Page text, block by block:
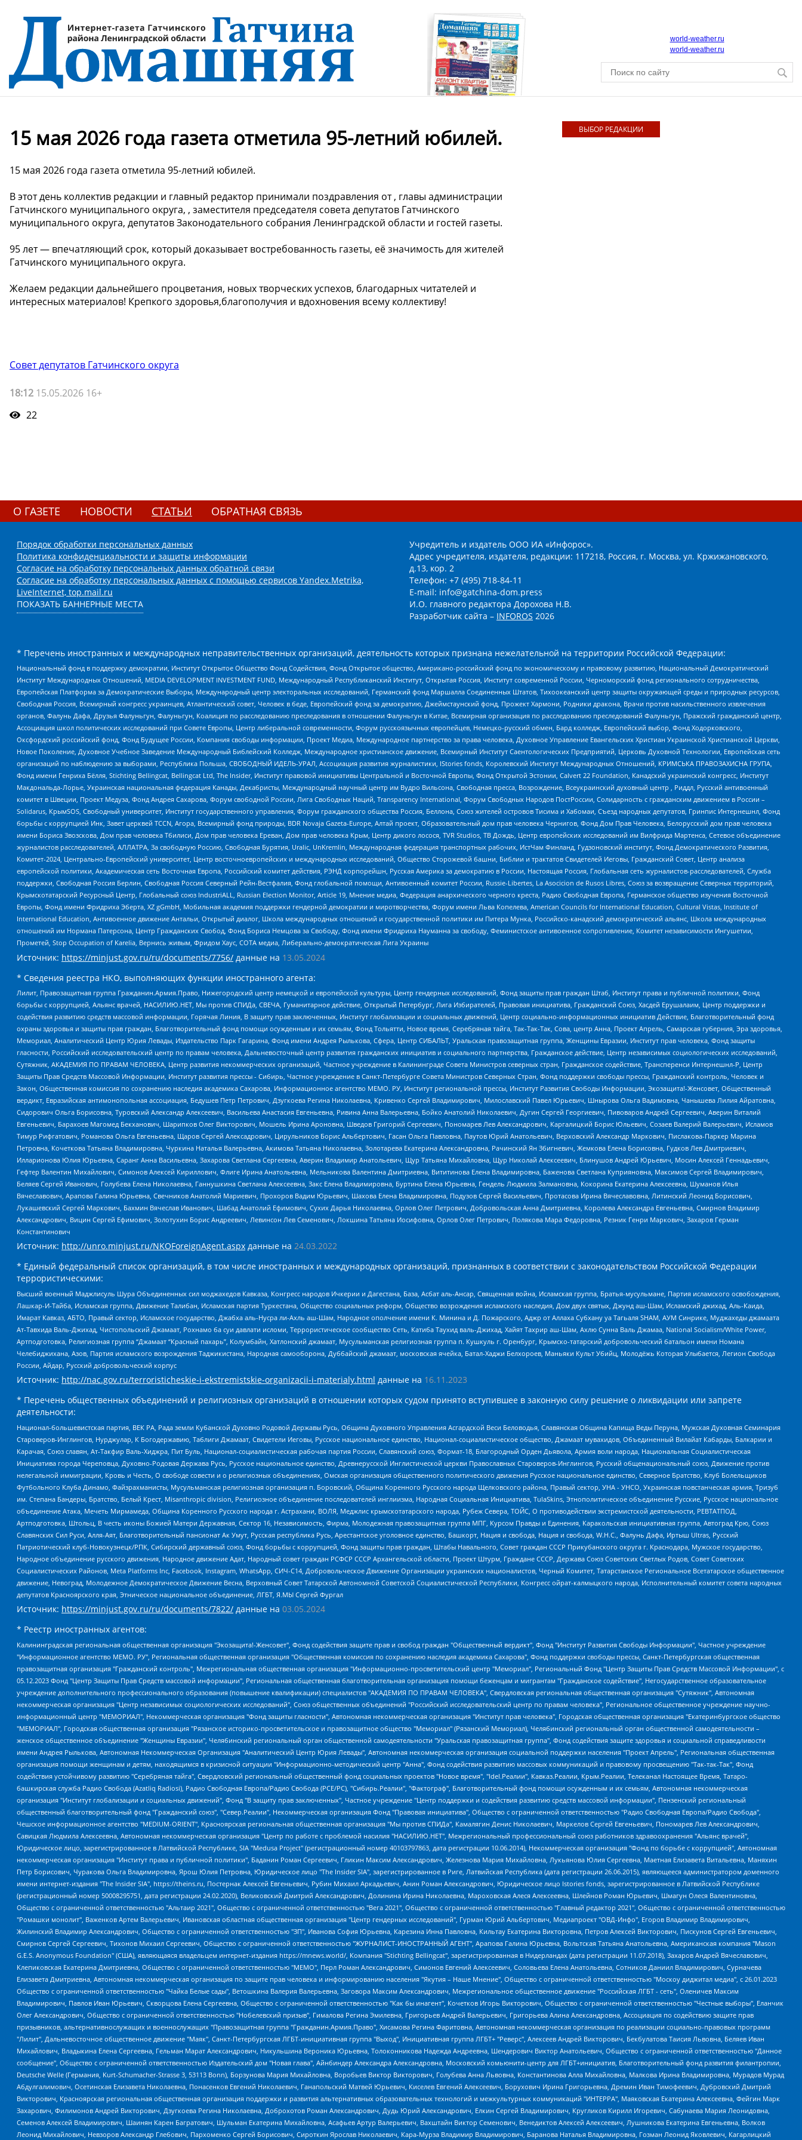
world-weather.ru
world-weather.ru
15 мая 2026 года газета отметила 95-летний юбилей.
15 мая 2026 года газета отметила 95-летний юбилей.
В этот день коллектив редакции и главный редактор принимали поздравления от , главы администрации
Гатчинского муниципального округа, , заместителя председателя совета депутатов Гатчинского
муниципального округа, депутатов Законодательного собрания Ленинградской области и гостей газеты.
95 лет — впечатляющий срок, который доказывает востребованность газеты, её значимость для жителей
Гатчинского муниципального округа.
Желаем редакции дальнейшего процветания, новых творческих успехов, благодарных читателей и
интересных материалов! Крепкого здоровья,благополучия и вдохновения всему коллективу!
Совет депутатов Гатчинского округа
18:12 15.05.2026 16+
22
ВЫБОР РЕДАКЦИИ
О ГАЗЕТЕ НОВОСТИ СТАТЬИ ОБРАТНАЯ СВЯЗЬ
Порядок обработки персональных данных
Политика конфиденциальности и защиты информации
Согласие на обработку персональных данных обратной связи
Согласие на обработку персональных данных с помощью сервисов Yandex.Metrika,
LiveInternet, top.mail.ru
ПОКАЗАТЬ БАННЕРНЫЕ МЕСТА
Учредитель и издатель ООО ИА «Инфорос».
Адрес учредителя, издателя, редакции: 117218, Россия, г. Москва, ул. Кржижановского,
д.13, кор. 2
Телефон: +7 (495) 718-84-11
E-mail: info@gatchina-dom.press
И.О. главного редактора Дорохова Н.В.
Разработчик сайта – INFOROS 2026
* Перечень иностранных и международных неправительственных организаций, деятельность которых признана нежелательной на территории Российской Федерации:
Национальный фонд в поддержку демократии, Институт Открытое Общество Фонд Содействия, Фонд Открытое общество, Американо-российский фонд по экономическому и правовому развитию, Национальный Демократический
Институт Международных Отношений, MEDIA DEVELOPMENT INVESTMENT FUND, Международный Республиканский Институт, Открытая Россия, Институт современной России, Черноморский фонд регионального сотрудничества,
Европейская Платформа за Демократические Выборы, Международный центр электоральных исследований, Германский фонд Маршалла Соединенных Штатов, Тихоокеанский центр защиты окружающей среды и природных ресурсов,
Свободная Россия, Всемирный конгресс украинцев, Атлантический совет, Человек в беде, Европейский фонд за демократию, Джеймстаунский фонд, Прожект Хармони, Родники дракона, Врачи против насильственного извлечения
органов, Фалунь Дафа, Друзья Фалуньгун, Фалуньгун, Коалиция по расследованию преследования в отношении Фалуньгун в Китае, Всемирная организация по расследованию преследований Фалуньгун, Пражский гражданский центр,
Ассоциация школ политических исследований при Совете Европы, Центр либеральной современности, Форум русскоязычных европейцев, Немецко-русский обмен, Бард колледж, Европейский выбор, Фонд Ходорковского,
Оксфордский российский фонд, Фонд Будущее России, Компания свободы информации, Проект Медиа, Международное партнерство за права человека, Духовное Управление Евангельских Христиан Украинской Христианской Церкви,
Новое Поколение, Духовное Учебное Заведение Международный Библейский Колледж, Международное христианское движение, Всемирный Институт Саентологических Предприятий, Церковь Духовной Технологии, Европейская сеть
организаций по наблюдению за выборами, Республика Польша, СВОБОДНЫЙ ИДЕЛЬ-УРАЛ, Ассоциация развития журналистики, IStories fonds, Королевский Институт Международных Отношений, КРИМСЬКА ПРАВОЗАХИСНА ГРУПА,
Фонд имени Генриха Бёлля, Stichting Bellingcat, Bellingcat Ltd, The Insider, Институт правовой инициативы Центральной и Восточной Европы, Фонд Открытой Эстонии, Calvert 22 Foundation, Канадский украинский конгресс, Институт
Макдональда-Лорье, Украинская национальная федерация Канады, Декабристы, Международный научный центр им Вудро Вильсона, Свободная пресса, Возрождение, Всеукраинский духовный центр , Риддл, Русский антивоенный
комитет в Швеции, Проект Медуза, Фонд Андрея Сахарова, Форум свободной России, Лига Свободных Наций, Transparеncy International, Форум Свободных Народов ПостРоссии, Солидарность с гражданским движением в России –
Solidarus, КрымSOS, Свободный университет, Институт государственного управления, Форум гражданского общества Россия, Беллона, Союз жителей островов Тисима и Хабомаи, Съезд народных депутатов, Гринпис Интернешнл, Фонд
борьбы с коррупцией Инк, Завет церквей TCCN, Агора, Всемирный фонд природы, BDR Novaja Gazeta-Europe, Алтай проект, Образовательный дом прав человека Чернигов, Фонд Дом Прав Человека, Белорусский дом прав человека
имени Бориса Звозскова, Дом прав человека Тбилиси, Дом прав человека Ереван, Дом прав человека Крым, Центр дикого лосося, TVR Studios, ТВ Дождь, Центр европейских исследований им Вилфрида Мартенса, Сетевое объединение
журналистов расследователей, АЛЛАТРА, За свободную Россию, Свободная Бурятия, Uralic, UnKremlin, Международная федерация транспортных рабочих, ИстЧам Финланд, Гудзоновский институт, Фонд Демократического Развития,
Комитет-2024, Центрально-Европейский университет, Центр восточноевропейских и международных исследований, Общество Сторожевой башни, Библии и трактатов Свидетелей Иеговы, Гражданский Совет, Центр анализа
европейской политики, Академическая сеть Восточная Европа, Российский комитет действия, РЭНД корпорейшн, Русская Америка за демократию в России, Настоящая Россия, Глобальная сеть журналистов-расследователей, Служба
поддержки, Свободная Россия Берлин, Свободная Россия Северный Рейн-Вестфалия, Фонд глобальной помощи, Антивоенный комитет России, Russie-Libertes, La Asocicion de Rusos Libres, Союз за возвращение Северных территорий,
Крымскотатарский Ресурсный Центр, Глобальный союз IndustriALL, Russian Election Monitor, Article 19, Мнение медиа, Федерация анархического черного креста, Радио Свободная Европа, Германское общество изучения Восточной
Европы, Фонд имени Фридриха Эберта, XZ gGmbH, Мобильная академия поддержки гендерной демократии и миротворчества, Форум имени Льва Копелева, American Councils for International Education, Cultural Vistas, Institute of
International Education, Антивоенное движение Антальи, Открытый диалог, Школа международных отношений и государственной политики им Питера Мунка, Российско-канадский демократический альянс, Школа международных
отношений им Нормана Патерсона, Центр Гражданских Свобод, Фонд Бориса Немцова за Свободу, Фонд имени Фридриха Науманна за свободу, Феминистское антивоенное сопротивление, Комитет независимости Ингушетии,
Прометей, Stop Occupation of Karelia, Вернись живым, Фридом Хаус, СОТА медиа, Либерально-демократическая Лига Украины
Источник: https://minjust.gov.ru/ru/documents/7756/ данные на 13.05.2024
* Сведения реестра НКО, выполняющих функции иностранного агента:
Лилит, Правозащитная группа Гражданин.Армия.Право, Нижегородский центр немецкой и европейской культуры, Центр гендерных исследований, Фонд защиты прав граждан Штаб, Институт права и публичной политики, Фонд
борьбы с коррупцией, Альянс врачей, НАСИЛИЮ.НЕТ, Мы против СПИДа, СВЕЧА, Гуманитарное действие, Открытый Петербург, Лига Избирателей, Правовая инициатива, Гражданский Союз, Хасдей Ерушалаим, Центр поддержки и
содействия развитию средств массовой информации, Горячая Линия, В защиту прав заключенных, Институт глобализации и социальных движений, Центр социально-информационных инициатив Действие, Благотворительный фонд
охраны здоровья и защиты прав граждан, Благотворительный фонд помощи осужденным и их семьям, Фонд Тольятти, Новое время, Серебряная тайга, Так-Так-Так, Сова, центр Анна, Проект Апрель, Самарская губерния, Эра здоровья,
Мемориал, Аналитический Центр Юрия Левады, Издательство Парк Гагарина, Фонд имени Андрея Рылькова, Сфера, Центр СИБАЛЬТ, Уральская правозащитная группа, Женщины Евразии, Институт прав человека, Фонд защиты
гласности, Российский исследовательский центр по правам человека, Дальневосточный центр развития гражданских инициатив и социального партнерства, Гражданское действие, Центр независимых социологических исследований,
Сутяжник, АКАДЕМИЯ ПО ПРАВАМ ЧЕЛОВЕКА, Центр развития некоммерческих организаций, Частное учреждение в Калининграде Совета Министров северных стран, Гражданское содействие, Трансперенси Интернешнл-Р, Центр
Защиты Прав Средств Массовой Информации, Институт развития прессы - Сибирь, Частное учреждение в Санкт-Петербурге Совета Министров Северных Стран, Фонд поддержки свободы прессы, Гражданский контроль, Человек и
Закон, Общественная комиссия по сохранению наследия академика Сахарова, Информационное агентство МЕМО. РУ, Институт региональной прессы, Институт Развития Свободы Информации, Экозащита!-Женсовет, Общественный
вердикт, Евразийская антимонопольная ассоциация, Бедушев Петр Петрович, Дзугкоева Регина Николаевна, Кривенко Сергей Владимирович, Милославский Павел Юрьевич, Шнырова Ольга Вадимовна, Чанышева Лилия Айратовна,
Сидорович Ольга Борисовна, Туровский Александр Алексеевич, Васильева Анастасия Евгеньевна, Ривина Анна Валерьевна, Бойко Анатолий Николаевич, Дугин Сергей Георгиевич, Пивоваров Андрей Сергеевич, Аверин Виталий
Евгеньевич, Барахоев Магомед Бекханович, Шарипков Олег Викторович, Мошель Ирина Ароновна, Шведов Григорий Сергеевич, Пономарев Лев Александрович, Каргалицкий Борис Юльевич, Созаев Валерий Валерьевич, Исламов
Тимур Рифгатович, Романова Ольга Евгеньевна, Щаров Сергей Алексадрович, Цирульников Борис Альбертович, Гасан Ольга Павловна, Паутов Юрий Анатольевич, Верховский Александр Маркович, Пислакова-Паркер Марина
Петровна, Кочеткова Татьяна Владимировна, Чуркина Наталья Валерьевна, Акимова Татьяна Николаевна, Золотарева Екатерина Александровна, Рачинский Ян Збигневич, Жемкова Елена Борисовна, Гудков Лев Дмитриевич,
Илларионова Юлия Юрьевна, Саранг Анна Васильевна, Захарова Светлана Сергеевна, Аверин Владимир Анатольевич, Щур Татьяна Михайловна, Щур Николай Алексеевич, Блинушов Андрей Юрьевич, Мосин Алексей Геннадьевич,
Гефтер Валентин Михайлович, Симонов Алексей Кириллович, Флиге Ирина Анатольевна, Мельникова Валентина Дмитриевна, Вититинова Елена Владимировна, Баженова Светлана Куприяновна, Максимов Сергей Владимирович,
Беляев Сергей Иванович, Голубева Елена Николаевна, Ганнушкина Светлана Алексеевна, Закс Елена Владимировна, Буртина Елена Юрьевна, Гендель Людмила Залмановна, Кокорина Екатерина Алексеевна, Шуманов Илья
Вячеславович, Арапова Галина Юрьевна, Свечников Анатолий Мариевич, Прохоров Вадим Юрьевич, Шахова Елена Владимировна, Подузов Сергей Васильевич, Протасова Ирина Вячеславовна, Литинский Леонид Борисович,
Лукашевский Сергей Маркович, Бахмин Вячеслав Иванович, Шабад Анатолий Ефимович, Сухих Дарья Николаевна, Орлов Олег Петрович, Добровольская Анна Дмитриевна, Королева Александра Евгеньевна, Смирнов Владимир
Александрович, Вицин Сергей Ефимович, Золотухин Борис Андреевич, Левинсон Лев Семенович, Локшина Татьяна Иосифовна, Орлов Олег Петрович, Полякова Мара Федоровна, Резник Генри Маркович, Захаров Герман
Константинович
Источник: http://unro.minjust.ru/NKOForeignAgent.aspx данные на 24.03.2022
* Единый федеральный список организаций, в том числе иностранных и международных организаций, признанных в соответствии с законодательством Российской Федерации
террористическими:
Высший военный Маджлисуль Шура Объединенных сил моджахедов Кавказа, Конгресс народов Ичкерии и Дагестана, База, Асбат аль-Ансар, Священная война, Исламская группа, Братья-мусульмане, Партия исламского освобождения,
Лашкар-И-Тайба, Исламская группа, Движение Талибан, Исламская партия Туркестана, Общество социальных реформ, Общество возрождения исламского наследия, Дом двух святых, Джунд аш-Шам, Исламский джихад, Аль-Каида,
Имарат Кавказ, АБТО, Правый сектор, Исламское государство, Джабха аль-Нусра ли-Ахль аш-Шам, Народное ополчение имени К. Минина и Д. Пожарского, Аджр от Аллаха Субхану уа Тагьаля SHAM, АУМ Синрике, Муджахеды джамаата
Ат-Тавхида Валь-Джихад, Чистопольский Джамаат, Рохнамо ба суи давлати исломи, Террористическое сообщество Сеть, Катиба Таухид валь-Джихад, Хайят Тахрир аш-Шам, Ахлю Сунна Валь Джамаа, National Socialism/White Power,
Артподготовка, Религиозная группа “Джамаат “Красный пахарь”, Колумбайн, Хатлонский джамаат, Мусульманская религиозная группа п. Кушкуль г. Оренбург, Крымско-татарский добровольческий батальон имени Номана
Челебиджихана, Азов, Партия исламского возрождения Таджикистана, Народная самооборона, Дуббайский джамаат, московская ячейка, Батал-Хаджи Белхороев, Маньяки Культ Убийц, Молодёжь Которая Улыбается, Легион Свобода
России, Айдар, Русский добровольческий корпус
Источник: http://nac.gov.ru/terroristicheskie-i-ekstremistskie-organizacii-i-materialy.html данные на 16.11.2023
* Перечень общественных объединений и религиозных организаций в отношении которых судом принято вступившее в законную силу решение о ликвидации или запрете
деятельности:
Национал-большевистская партия, ВЕК РА, Рада земли Кубанской Духовно Родовой Державы Русь, Община Духовного Управления Асгардской Веси Беловодья, Славянская Община Капища Веды Перуна, Мужская Духовная Семинария
Староверов-Инглингов, Нурджулар, К Богодержавию, Таблиги Джамаат, Свидетели Иеговы, Русское национальное единство, Национал-социалистическое общество, Джамаат мувахидов, Объединенный Вилайат Кабарды, Балкарии и
Карачая, Союз славян, Ат-Такфир Валь-Хиджра, Пит Буль, Национал-социалистическая рабочая партия России, Славянский союз, Формат-18, Благородный Орден Дьявола, Армия воли народа, Национальная Социалистическая
Инициатива города Череповца, Духовно-Родовая Держава Русь, Русское национальное единство, Древнерусской Инглистической церкви Православных Староверов-Инглингов, Русский общенациональный союз, Движение против
нелегальной иммиграции, Кровь и Честь, О свободе совести и о религиозных объединениях, Омская организация общественного политического движения Русское национальное единство, Северное Братство, Клуб Болельщиков
Футбольного Клуба Динамо, Файзрахманисты, Мусульманская религиозная организация п. Боровский, Община Коренного Русского народа Щелковского района, Правый сектор, УНА - УНСО, Украинская повстанческая армия, Тризуб
им. Степана Бандеры, Братство, Белый Крест, Misanthropic division, Религиозное объединение последователей инглиизма, Народная Социальная Инициатива, TulaSkins, Этнополитическое объединение Русские, Русское национальное
объединение Атака, Мечеть Мирмамеда, Община Коренного Русского народа г. Астрахани, ВОЛЯ, Меджлис крымскотатарского народа, Рубеж Севера, ТОЙС, О противодействии экстремистской деятельности, РЕВТАТПОД,
Артподготовка, Штольц, В честь иконы Божией Матери Державная, Сектор 16, Независимость, Фирма, Молодежная правозащитная группа МПГ, Курсом Правды и Единения, Каракольская инициативная группа, Автоград Крю, Союз
Славянских Сил Руси, Алля-Аят, Благотворительный пансионат Ак Умут, Русская республика Русь, Арестантское уголовное единство, Башкорт, Нация и свобода, Нация и свобода, W.H.С., Фалунь Дафа, Иртыш Ultras, Русский
Патриотический клуб-Новокузнецк/РПК, Сибирский державный союз, Фонд борьбы с коррупцией, Фонд защиты прав граждан, Штабы Навального, Совет граждан СССР Прикубанского округа г. Краснодара, Мужское государство,
Народное объединение русского движения, Народное движение Адат, Народный совет граждан РСФСР СССР Архангельской области, Проект Штурм, Граждане СССР, Держава Союз Советских Светлых Родов, Совет Советских
Социалистических Районов, Meta Platforms Inc, Facebook, Instagram, WhatsApp, СИЧ-С14, Добровольческое Движение Организации украинских националистов, Черный Комитет, Татарстанское Региональное Всетатарское общественное
движение, Невоград, Молодежное Демократическое Движение Весна, Верховный Совет Татарской Автономной Советской Социалистической Республики, Конгресс ойрат-калмыцкого народа, Исполнительный комитет совета народных
депутатов Красноярского края, Этническое национальное объединение, ЛГБТ, Я.МЫ Сергей Фургал
Источник: https://minjust.gov.ru/ru/documents/7822/ данные на 03.05.2024
* Реестр иностранных агентов:
Калининградская региональная общественная организация "Экозащита!-Женсовет", Фонд содействия защите прав и свобод граждан "Общественный вердикт", Фонд "Институт Развития Свободы Информации", Частное учреждение "Информационное агентство МЕМО. РУ", Региональная общественная организация "Общественная комиссия по сохранению наследия академика Сахарова", Фонд поддержки свободы прессы, Санкт-Петербургская общественная правозащитная организация "Гражданский контроль", Межрегиональная общественная организация "Информационно-просветительский центр "Мемориал", Региональный Фонд "Центр Защиты Прав Средств Массовой Информации", с 05.12.2023 Фонд "Центр Защиты Прав Средств массовой информации", Региональная общественная благотворительная организация помощи беженцам и мигрантам "Гражданское содействие", Негосударственное образовательное учреждение дополнительного профессионального образования (повышение квалификации) специалистов "АКАДЕМИЯ ПО ПРАВАМ ЧЕЛОВЕКА", Свердловская региональная общественная организация "Сутяжник", Автономная некоммерческая организация "Центр независимых социологических исследований", Союз общественных объединений "Российский исследовательский центр по правам человека", Региональное общественное учреждение научно-информационный центр "МЕМОРИАЛ", Некоммерческая организация "Фонд защиты гласности", Автономная некоммерческая организация "Институт прав человека", Городская общественная организация "Екатеринбургское общество "МЕМОРИАЛ", Городская общественная организация "Рязанское историко-просветительское и правозащитное общество "Мемориал" (Рязанский Мемориал), Челябинский региональный орган общественной самодеятельности – женское общественное объединение "Женщины Евразии", Челябинский региональный орган общественной самодеятельности "Уральская правозащитная группа", Фонд содействия защите здоровья и социальной справедливости имени Андрея Рылькова, Автономная Некоммерческая Организация "Аналитический Центр Юрия Левады", Автономная некоммерческая организация социальной поддержки населения "Проект Апрель", Региональная общественная организация помощи женщинам и детям, находящимся в кризисной ситуации "Информационно-методический центр "Анна", Фонд содействия развитию массовых коммуникаций и правовому просвещению "Так-так-Так", Фонд содействия устойчивому развитию "Серебряная тайга", Свердловский региональный общественный фонд социальных проектов "Новое время", "Idel.Реалии", Кавказ.Реалии, Крым.Реалии, Телеканал Настоящее Время, Татаро-башкирская служба Радио Свобода (Azatliq Radiosi), Радио Свободная Европа/Радио Свобода (PCE/PC), "Сибирь.Реалии", "Фактограф", Благотворительный фонд помощи осужденным и их семьям, Автономная некоммерческая организация "Институт глобализации и социальных движений", Фонд "В защиту прав заключенных", Частное учреждение "Центр поддержки и содействия развитию средств массовой информации", Пензенский региональный общественный благотворительный фонд "Гражданский союз", "Север.Реалии", Некоммерческая организация Фонд "Правовая инициатива", Общество с ограниченной ответственностью "Радио Свободная Европа/Радио Свобода", Чешское информационное агентство "MEDIUM-ORIENT", Красноярская региональная общественная организация "Мы против СПИДа", Камалягин Денис Николаевич, Маркелов Сергей Евгеньевич, Пономарев Лев Александрович, Савицкая Людмила Алексеевна, Автономная некоммерческая организация "Центр по работе с проблемой насилия "НАСИЛИЮ.НЕТ", Межрегиональный профессиональный союз работников здравоохранения "Альянс врачей", Юридическое лицо, зарегистрированное в Латвийской Республике, SIA "Medusa Project" (регистрационный номер 40103797863, дата регистрации 10.06.2014), Некоммерческая организация "Фонд по борьбе с коррупцией", Автономная некоммерческая организация "Институт права и публичной политики", Баданин Роман Сергеевич, Гликин Максим Александрович, Железнова Мария Михайловна, Лукьянова Юлия Сергеевна, Маетная Елизавета Витальевна, Маняхин Петр Борисович, Чуракова Ольга Владимировна, Ярош Юлия Петровна, Юридическое лицо "The Insider SIA", зарегистрированное в Риге, Латвийская Республика (дата регистрации 26.06.2015), являющееся администратором доменного имени интернет-издания "The Insider SIA", https://theins.ru, Постернак Алексей Евгеньевич, Рубин Михаил Аркадьевич, Анин Роман Александрович, Юридическое лицо Istories fonds, зарегистрированное в Латвийской Республике (регистрационный номер 50008295751, дата регистрации 24.02.2020), Великовский Дмитрий Александрович, Долинина Ирина Николаевна, Мароховская Алеся Алексеевна, Шлейнов Роман Юрьевич, Шмагун Олеся Валентиновна, Общество с ограниченной ответственностью "Альтаир 2021", Общество с ограниченной ответственностью "Вега 2021", Общество с ограниченной ответственностью "Главный редактор 2021", Общество с ограниченной ответственностью "Ромашки монолит", Важенков Артем Валерьевич, Ивановская областная общественная организация "Центр гендерных исследований", Гурман Юрий Альбертович, Медиапроект "ОВД-Инфо", Егоров Владимир Владимирович, Жилинский Владимир Александрович, Общество с ограниченной ответственностью "ЗП", Иванова София Юрьевна, Карезина Инна Павловна, Кильтау Екатерина Викторовна, Петров Алексей Викторович, Пискунов Сергей Евгеньевич, Смирнов Сергей Сергеевич, Тихонов Михаил Сергеевич, Общество с ограниченной ответственностью "ЖУРНАЛИСТ-ИНОСТРАННЫЙ АГЕНТ", Арапова Галина Юрьевна, Вольтская Татьяна Анатольевна, Американская компания "Mason G.E.S. Anonymous Foundation" (США), являющаяся владельцем интернет-издания https://mnews.world/, Компания "Stichting Bellingcat", зарегистрированная в Нидерландах (дата регистрации 11.07.2018), Захаров Андрей Вячеславович, Клепиковская Екатерина Дмитриевна, Общество с ограниченной ответственностью "МЕМО", Перл Роман Александрович, Симонов Евгений Алексеевич, Соловьева Елена Анатольевна, Сотников Даниил Владимирович, Сурначева Елизавета Дмитриевна, Автономная некоммерческая организация по защите прав человека и информированию населения "Якутия – Наше Мнение", Общество с ограниченной ответственностью "Москоу диджитал медиа", с 26.01.2023 Общество с ограниченной ответственностью "Чайка Белые сады", Ветошкина Валерия Валерьевна, Заговора Максим Александрович, Межрегиональное общественное движение "Российская ЛГБТ - сеть", Оленичев Максим Владимирович, Павлов Иван Юрьевич, Скворцова Елена Сергеевна, Общество с ограниченной ответственностью "Как бы инагент", Кочетков Игорь Викторович, Общество с ограниченной ответственностью "Честные выборы", Еланчик Олег Александрович, Общество с ограниченной ответственностью "Нобелевский призыв", Гималова Регина Эмилевна, Григорьев Андрей Валерьевич, Григорьева Алина Александровна, Ассоциация по содействию защите прав призывников, альтернативнослужащих и военнослужащих "Правозащитная группа "Гражданин.Армия.Право", Хисамова Регина Фаритовна, Автономная некоммерческая организация по реализации социально-правовых программ "Лилит", Дальневосточное общественное движение "Маяк", Санкт-Петербургская ЛГБТ-инициативная группа "Выход", Инициативная группа ЛГБТ+ "Реверс", Алексеев Андрей Викторович, Бекбулатова Таисия Львовна, Беляев Иван Михайлович, Владыкина Елена Сергеевна, Гельман Марат Александрович, Никульшина Вероника Юрьевна, Толоконникова Надежда Андреевна, Шендерович Виктор Анатольевич, Общество с ограниченной ответственностью "Данное сообщение", Общество с ограниченной ответственностью Издательский дом "Новая глава", Айнбиндер Александра Александровна, Московский комьюнити-центр для ЛГБТ+инициатив, Благотворительный фонд развития филантропии, Deutsche Welle (Германия, Kurt-Schumacher-Strasse 3, 53113 Bonn), Борзунова Мария Михайловна, Воробьев Виктор Викторович, Голубева Анна Львовна, Константинова Алла Михайловна, Малкова Ирина Владимировна, Мурадов Мурад Абдулгалимович, Осетинская Елизавета Николаевна, Понасенков Евгений Николаевич, Ганапольский Матвей Юрьевич, Киселев Евгений Алексеевич, Борухович Ирина Григорьевна, Дремин Иван Тимофеевич, Дубровский Дмитрий Викторович, Красноярская региональная общественная организация поддержки и развития альтернативных образовательных технологий и межкультурных коммуникаций "ИНТЕРРА", Маяковская Екатерина Алексеевна, Фейгин Марк Захарович, Филимонов Андрей Викторович, Дзугкоева Регина Николаевна, Доброхотов Роман Александрович, Дудь Юрий Александрович, Елкин Сергей Владимирович, Кругликов Кирилл Игоревич, Сабунаева Мария Леонидовна, Семенов Алексей Владимирович, Шаинян Карен Багратович, Шульман Екатерина Михайловна, Асафьев Артур Валерьевич, Вахштайн Виктор Семенович, Венедиктов Алексей Алексеевич, Лушникова Екатерина Евгеньевна, Волков Леонид Михайлович, Невзоров Александр Глебович, Пархоменко Сергей Борисович, Сироткин Ярослав Николаевич, Кара-Мурза Владимир Владимирович, Баранова Наталья Владимировна, Гозман Леонид Яковлевич, Кагарлицкий Борис Юльевич, Климарев Михаил Валерьевич, Милов Владимир Станиславович, Автономная некоммерческая организация Краснодарский центр современного искусства "Типография", Моргенштерн Алишер Тагирович, Соболь Любовь Эдуардовна, Общество с ограниченной ответственностью "ЛИЗА НОРМ", Каспаров Гарри Кимович, Ходорковский Михаил Борисович, Общество с ограниченной ответственностью "Апрельские тезисы", Данилович Ирина Брониславовна, Кашин Олег Владимирович, Петров Николай Владимирович, Пивоваров Алексей Владимирович, Соколов Михаил Владимирович, Цветкова Юлия Владимировна, Чичваркин Евгений Александрович, Комитет против пыток/Команда против пыток, Общество с ограниченной ответственностью "Первый научный", Общество с ограниченной ответственностью "Вертолет и ко", Белоцерковская Вероника Борисовна, Кац Максим Евгеньевич, Лазарева Татьяна Юрьевна, Шаведдинов Руслан Табризович, Яшин Илья Валерьевич, Общество с ограниченной ответственностью "Иноагент ААВ", Алешковский Дмитрий Петрович, Альбац Евгения Марковна, Быков Дмитрий Львович, Галямина Юлия Евгеньевна, Лойко Сергей Леонидович, Мартынов Кирилл Константинович, Медведев Сергей Александрович, Крашенинников Федор Геннадиевич, Гордеева Катерина Вл